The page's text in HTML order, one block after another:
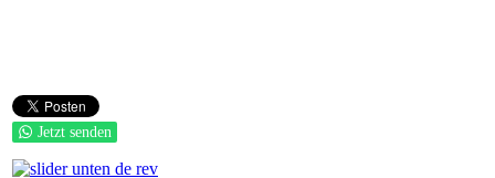
Jetzt senden